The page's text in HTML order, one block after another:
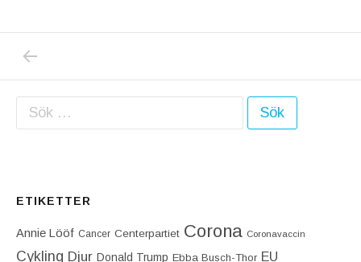
Inläggsnavigering
Sök efter:
ETIKETTER
Annie Lööf Cancer Centerpartiet‎ Corona Coronavaccin
Cykling Djur Donald Trump Ebba Busch-Thor EU